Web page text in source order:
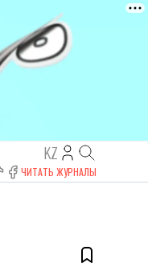
KZ
ЧИТАТЬ ЖУРНАЛЫ